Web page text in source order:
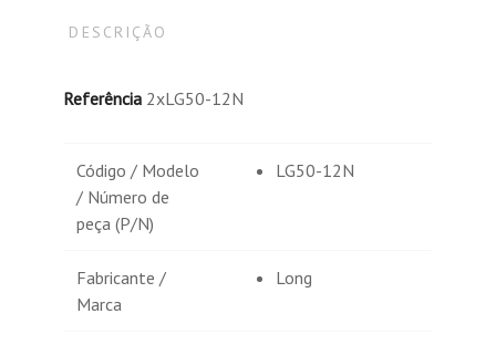
DESCRIÇÃO
Referência 2xLG50-12N
Código / Modelo
/ Número de
peça (P/N)
LG50-12N
Fabricante /
Marca
Long